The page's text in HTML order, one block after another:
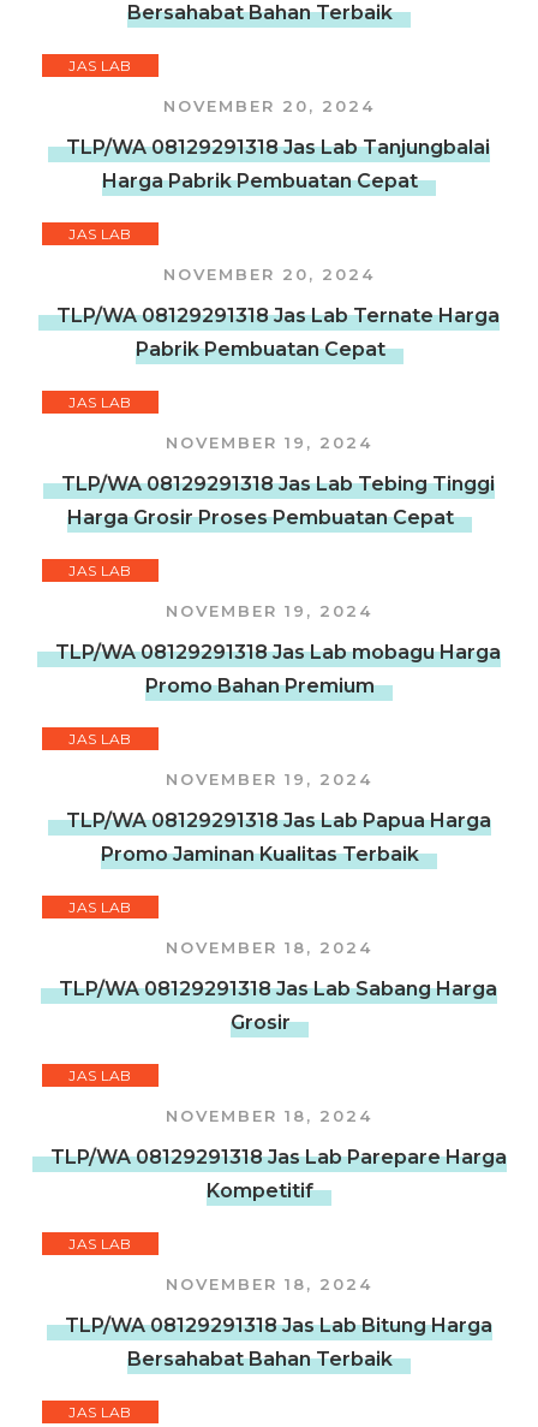
Bersahabat Bahan Terbaik
JAS LAB
NOVEMBER 20, 2024
TLP/WA 08129291318 Jas Lab Tanjungbalai
Harga Pabrik Pembuatan Cepat
JAS LAB
NOVEMBER 20, 2024
TLP/WA 08129291318 Jas Lab Ternate Harga
Pabrik Pembuatan Cepat
JAS LAB
NOVEMBER 19, 2024
TLP/WA 08129291318 Jas Lab Tebing Tinggi
Harga Grosir Proses Pembuatan Cepat
JAS LAB
NOVEMBER 19, 2024
TLP/WA 08129291318 Jas Lab mobagu Harga
Promo Bahan Premium
JAS LAB
NOVEMBER 19, 2024
TLP/WA 08129291318 Jas Lab Papua Harga
Promo Jaminan Kualitas Terbaik
JAS LAB
NOVEMBER 18, 2024
TLP/WA 08129291318 Jas Lab Sabang Harga
Grosir
JAS LAB
NOVEMBER 18, 2024
TLP/WA 08129291318 Jas Lab Parepare Harga
Kompetitif
JAS LAB
NOVEMBER 18, 2024
TLP/WA 08129291318 Jas Lab Bitung Harga
Bersahabat Bahan Terbaik
JAS LAB